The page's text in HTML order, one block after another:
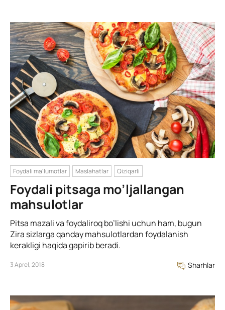
Foydali ma'lumotlar Maslahatlar Qiziqarli
Foydali pitsaga mo’ljallangan
mahsulotlar
Pitsa mazali va foydaliroq bo’lishi uchun ham, bugun
Zira sizlarga qanday mahsulotlardan foydalanish
kerakligi haqida gapirib beradi.
3 Aprel, 2018 Sharhlar